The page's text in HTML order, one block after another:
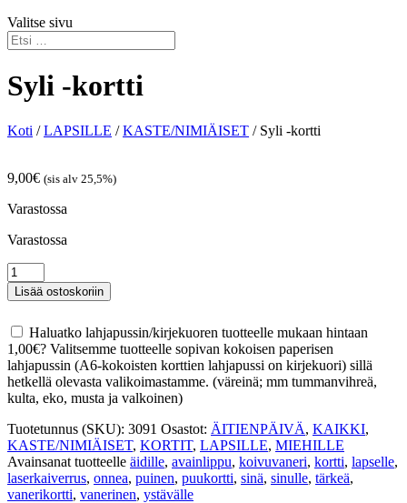
Valitse sivu
Syli -kortti
Koti /LAPSILLE /KASTE/NIMIÄISET / Syli -kortti
9,00€ (sis alv 25,5%)
Varastossa
Varastossa
Syli
-
kortti
Lisää ostoskoriin
Haluatko lahjapussin/kirjekuoren tuotteelle mukaan hintaan
1,00€? Valitsemme tuotteelle sopivan kokoisen paperisen
lahjapussin (A6-kokoisten korttien lahjapussi on kirjekuori) sillä
hetkellä olevasta valikoimastamme. (väreinä; mm tummanvihreä,
kulta, eko, musta ja valkoinen)
Tuotetunnus (SKU): 3091 Osastot: ÄITIENPÄIVÄ, KAIKKI,
KASTE/NIMIÄISET, KORTIT, LAPSILLE, MIEHILLE
Avainsanat tuotteelle äidille, avainlippu, koivuvaneri, kortti, lapselle,
laserkaiverrus, onnea, puinen, puukortti, sinä, sinulle, tärkeä,
vanerikortti, vanerinen, ystävälle